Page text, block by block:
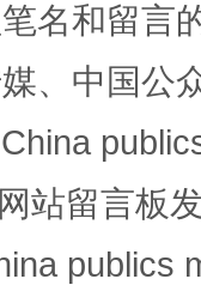
名和留言
、中国公
站留言板
publics